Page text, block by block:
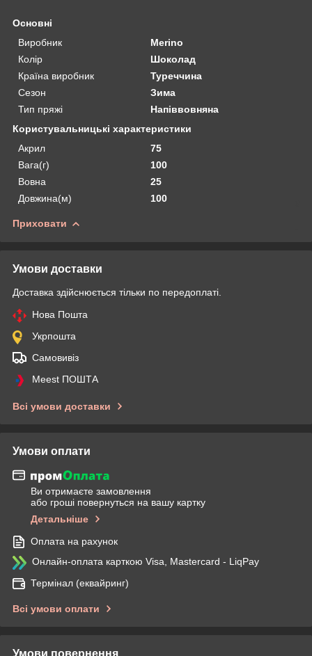
Основні
Виробник
Merino
Колір
Шоколад
Країна виробник
Туреччина
Сезон
Зима
Тип пряжі
Напіввовняна
Користувальницькі характеристики
Акрил
75
Вага(г)
100
Вовна
25
Довжина(м)
100
Приховати
Умови доставки
Доставка здійснюється тільки по передоплаті.
Нова Пошта
Укрпошта
Самовивіз
Meest ПОШТА
Всі умови доставки
Умови оплати
Ви отримаєте замовлення
або гроші повернуться на вашу картку
Детальніше
Оплата на рахунок
Онлайн-оплата карткою Visa, Mastercard - LiqPay
Термінал (еквайринг)
Всі умови оплати